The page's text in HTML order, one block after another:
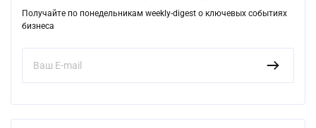
Получайте по понедельникам weekly-digest о ключевых событиях
бизнеса